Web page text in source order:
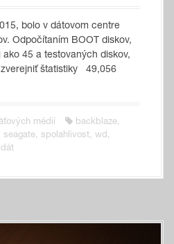
bolo v dátovom centre
Odpočítaním BOOT diskov,
45 a testovaných diskov,
štatistiky 49,056
médií backblaze,
seagate, spolahlivost, wd,